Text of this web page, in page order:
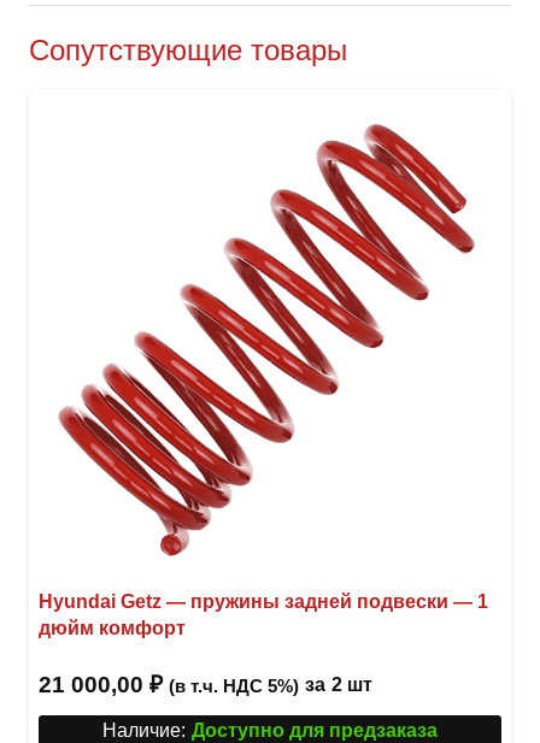
Сопутствующие товары
Hyundai Getz — пружины задней подвески — 1
дюйм комфорт
21 000,00 ₽ (в т.ч. НДС 5%) за 2 шт
Наличие: Доступно для предзаказа